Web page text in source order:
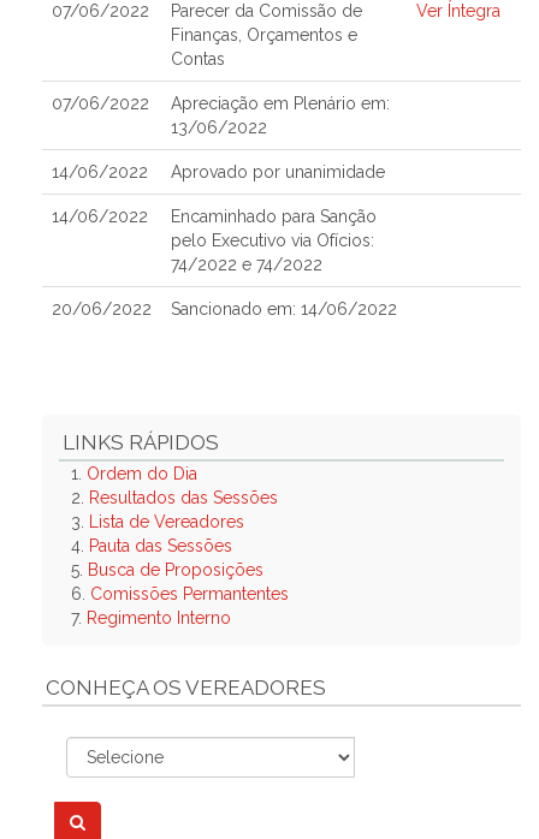
07/06/2022
Parecer da Comissão de
Finanças, Orçamentos e
Contas
Ver Íntegra
07/06/2022
Apreciação em Plenário em:
13/06/2022
14/06/2022 Aprovado por unanimidade
14/06/2022
Encaminhado para Sanção
pelo Executivo via Ofícios:
74/2022 e 74/2022
20/06/2022 Sancionado em: 14/06/2022
LINKS RÁPIDOS
1. Ordem do Dia
2.
Resultados das Sessões
3.
Lista de Vereadores
4. Pauta das Sessões
5. Busca de Proposições
6. Comissões Permantentes
7. Regimento Interno
CONHEÇA OS VEREADORES